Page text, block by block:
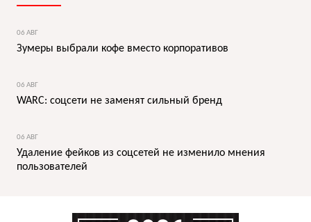
06 АВГ
Зумеры выбрали кофе вместо корпоративов
06 АВГ
WARC: соцсети не заменят сильный бренд
06 АВГ
Удаление фейков из соцсетей не изменило мнения
пользователей